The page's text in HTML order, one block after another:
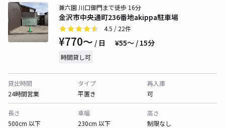
金沢市中央通町236番地akippa駐車場
兼六園 川口御門まで徒歩 16分
4.5 / 22件
¥770〜 / 日 ¥55〜 / 15分
時間貸し可
貸出時間
24時間営業
タイプ
平置き
再入庫
可
長さ
500cm 以下
車幅
230cm 以下
高さ
制限なし